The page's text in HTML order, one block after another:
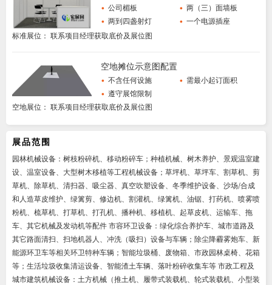
• 公司楣板 • 两（三）面墙板
• 两到四盏射灯 • 一个电源插座
标准展位： 联系项目经理获取底价及展位图
空地摊位示意图配置
• 不含任何设施 • 需最小起订面积
• 遵守展馆限制
空地展位： 联系项目经理获取底价及展位图
展品范围
园林机械设备：树枝粉碎机、移动粉碎车；种植机械、树木养护、景观温室建
设、温室设备、大型树木移植等工程机械设备；草坪机、草坪车、割草机、剪
草机、除草机、清扫器、吸尘器、真空吹塑设备、冬季维护设备、沙场/合成
和人造草皮维护、绿篱剪、修边机、割灌机、绿篱机、油锯、打药机、喷雾喷
粉机、梳草机、打草机、打孔机、播种机、移植机、起草皮机、运输车、拖
车、其它机械及发动机等配件 市容环卫设备：绿化综合养护车、城市道路及
其它路面清扫、扫地机器人、冲洗（吸扫）设备与车辆；除尘降霾雾炮车、新
能源环卫车等相关环卫特种车辆；智能垃圾桶、废物箱、市政园林桌椅、花箱
等；生活垃圾收集清运设备、智能渣土车辆、落叶粉碎收集车等 市政工程及
城市建筑机械设备：土方机械（推土机、履带式装载机、轮式装载机、小型装